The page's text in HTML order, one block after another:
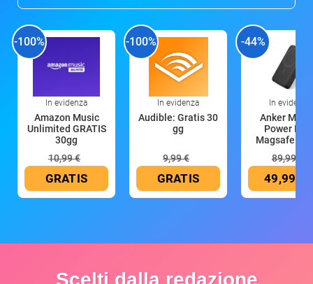
-100%
In evidenza
Amazon Music
Unlimited GRATIS
30gg
10,99 €
GRATIS
-100%
In evidenza
Audible: Gratis 30
gg
9,99 €
GRATIS
-44%
In evidenza
Anker
Power
Magsafe
89,99 €
49,99 €
Scelti dalla redazione